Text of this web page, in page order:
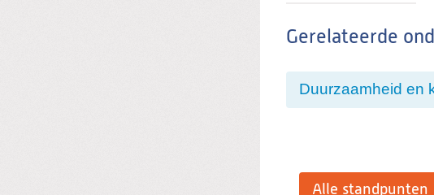
Gerelateerde
Duurzaamheid en
Alle standpunten